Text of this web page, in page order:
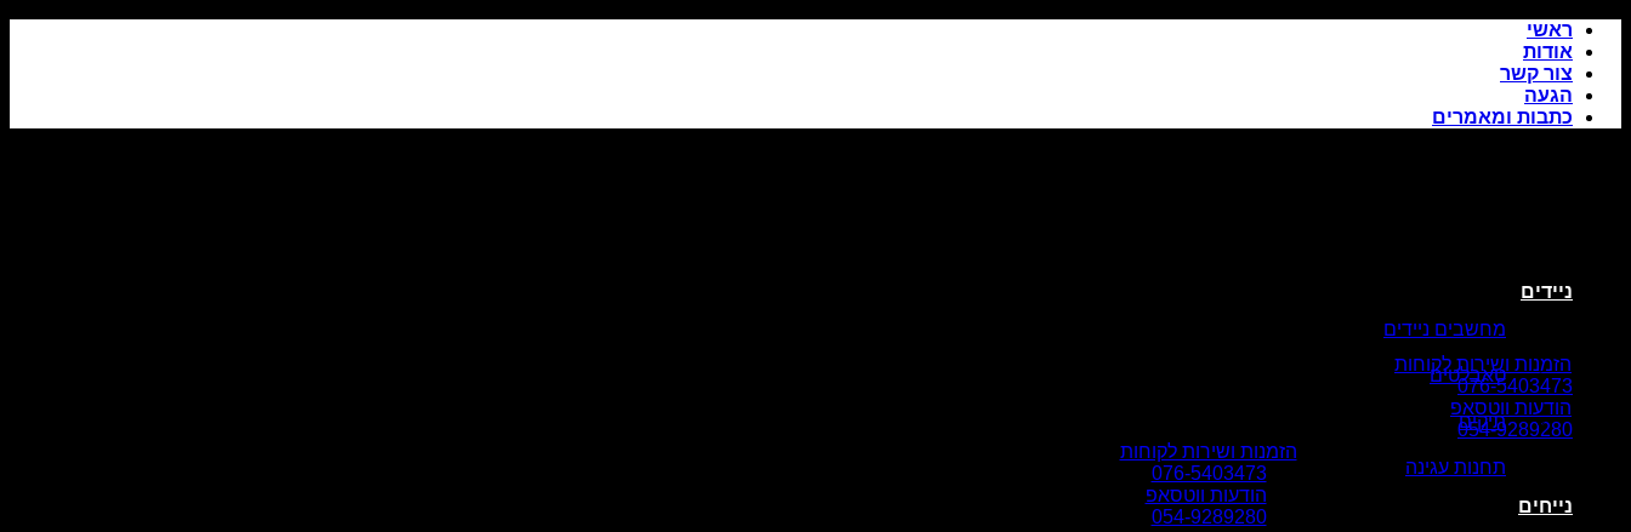
Skip
content
ראשי
אודות
צור קשר
הגעה
כתבות ומאמרים
הזמנות ושירות לקוחות
076-5403473
הודעות ווטסאפ
054-9289280
הזמנות ושירות לקוחות
076-5403473
הודעות ווטסאפ
054-9289280
ניידים
מחשבים ניידים
טאבלטים
תיקים
תחנות עגינה
נייחים